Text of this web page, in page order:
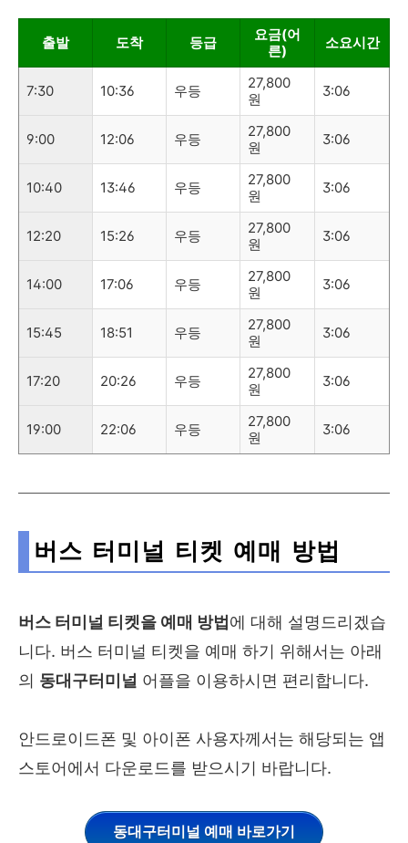
출발 도착 등급
요금(어
른)
소요시간
7:30 10:36 우등
27,800
원
3:06
9:00 12:06 우등
27,800
원
3:06
10:40 13:46 우등
27,800
원
3:06
12:20 15:26 우등
27,800
원
3:06
14:00 17:06 우등
27,800
원
3:06
15:45 18:51 우등
27,800
원
3:06
17:20 20:26 우등
27,800
원
3:06
19:00 22:06 우등
27,800
원
3:06
버스 터미널 티켓 예매 방법
버스 터미널 티켓을 예매 방법에 대해 설명드리겠습
니다. 버스 터미널 티켓을 예매 하기 위해서는 아래
의 동대구터미널 어플을 이용하시면 편리합니다.
안드로이드폰 및 아이폰 사용자께서는 해당되는 앱
스토어에서 다운로드를 받으시기 바랍니다.
동대구터미널 예매 바로가기